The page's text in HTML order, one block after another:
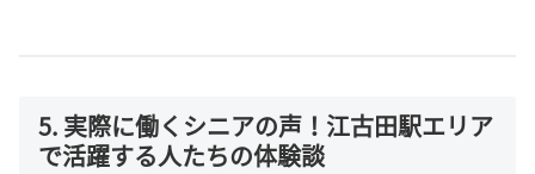
5. 実際に働くシニアの声！江古田駅エリア
で活躍する人たちの体験談